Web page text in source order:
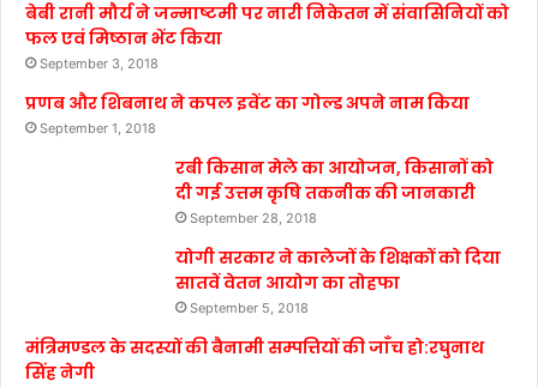
बेबी रानी मौर्य ने जन्माष्टमी पर नारी निकेतन में संवासिनियों को
फल एवं मिष्ठान भेंट किया
September 3, 2018
प्रणब और शिबनाथ ने कपल इवेंट का गोल्ड अपने नाम किया
September 1, 2018
रबी किसान मेले का आयोजन, किसानों को
दी गई उत्तम कृषि तकनीक की जानकारी
September 28, 2018
योगी सरकार ने कालेजों के शिक्षकों को दिया
सातवें वेतन आयोग का तोहफा
September 5, 2018
मंत्रिमण्डल के सदस्यों की बैनामी सम्पत्तियों की जाँच हो:रघुनाथ
सिंह नेगी